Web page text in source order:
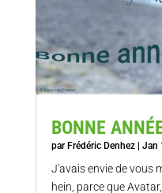
BONNE
par Frédéric Denhez| Jan
J'avais envie de vous
hein, parce que